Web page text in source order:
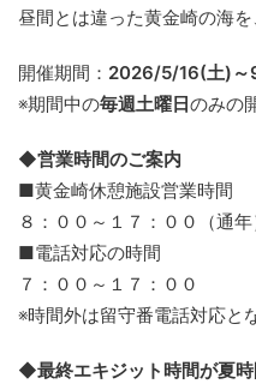
昼間とは違った黄金崎の海
開催期間： 2026/5/16(土)～
※期間中の毎週土曜日のみの
◆営業時間のご案内
■黄金崎休憩施設営業時間
８：００～１７：００（通年
■電話対応の時間
７：００～１７：００
※時間外は留守番電話対応と
◆最終エキジット時間が夏時